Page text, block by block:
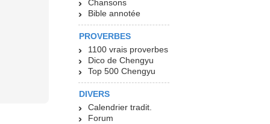
Chansons
Bible annotée
PROVERBES
1100 vrais proverbes
Dico de Chengyu
Top 500 Chengyu
DIVERS
Calendrier tradit.
Forum